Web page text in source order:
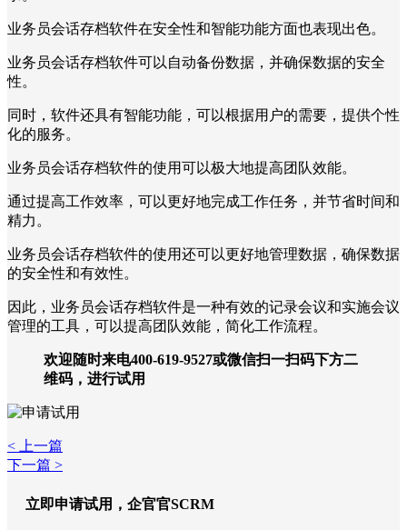
业务员会话存档软件在安全性和智能功能方面也表现出色。
业务员会话存档软件可以自动备份数据，并确保数据的安全
性。
同时，软件还具有智能功能，可以根据用户的需要，提供个性
化的服务。
业务员会话存档软件的使用可以极大地提高团队效能。
通过提高工作效率，可以更好地完成工作任务，并节省时间和
精力。
业务员会话存档软件的使用还可以更好地管理数据，确保数据
的安全性和有效性。
因此，业务员会话存档软件是一种有效的记录会议和实施会议
管理的工具，可以提高团队效能，简化工作流程。
欢迎随时来电400-619-9527或微信扫一扫码下方二
维码，进行试用
< 上一篇
下一篇 >
立即申请试用，企官官SCRM